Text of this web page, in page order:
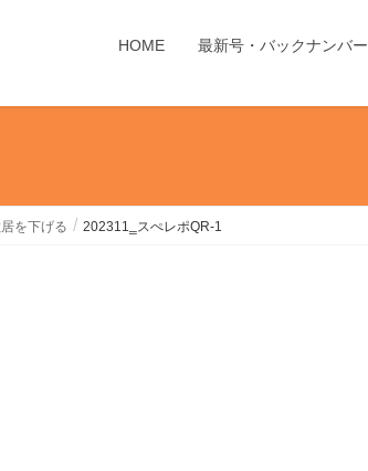
HOME 最新号・バックナンバー
を下げる 202311‗スぺレポQR-1